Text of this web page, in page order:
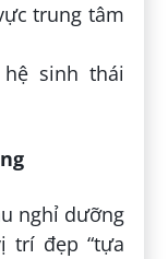
trung tâm
sinh thái
nghỉ dưỡng
trí đẹp “tựa